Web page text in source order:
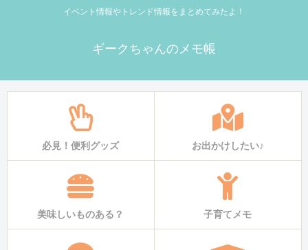
イベント情報やトレンド情報をまとめてみたよ！
ギークちゃんのメモ帳
必見！便利グッズ お出かけしたい♪
美味しいものある？ 子育てメモ